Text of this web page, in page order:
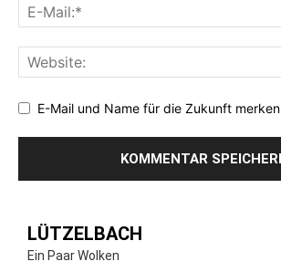
E-Mail und Name für die Zukunft merken
LÜTZELBACH
Ein Paar Wolken